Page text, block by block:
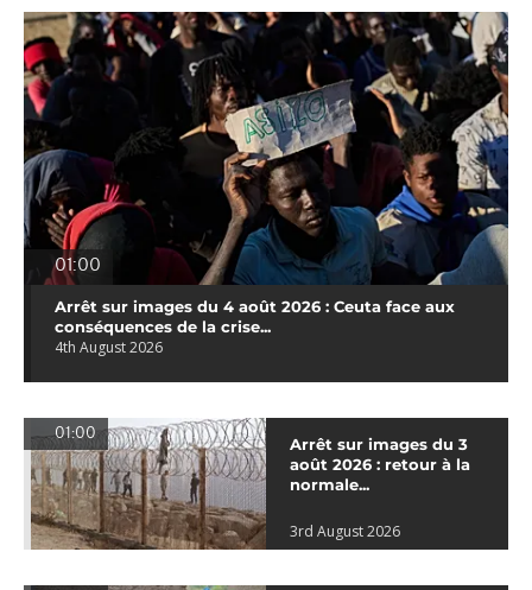
01:00
Arrêt sur images du 4 août 2026 : Ceuta face aux
conséquences de la crise...
4th August 2026
01:00
Arrêt sur images du 3
août 2026 : retour à la
normale...
3rd August 2026